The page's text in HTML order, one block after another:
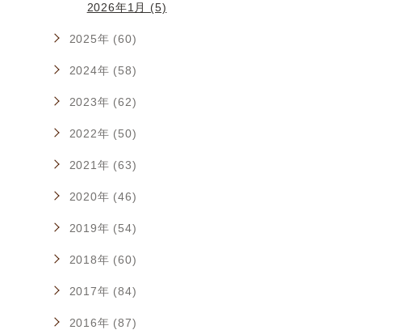
2026年1月 (5)
2025年 (60)
2024年 (58)
2023年 (62)
2022年 (50)
2021年 (63)
2020年 (46)
2019年 (54)
2018年 (60)
2017年 (84)
2016年 (87)